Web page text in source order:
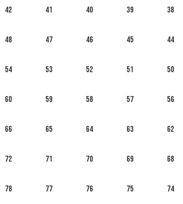
38
39
40
41
42
44
45
46
47
48
50
51
52
53
54
56
57
58
59
60
62
63
64
65
66
68
69
70
71
72
74
75
76
77
78